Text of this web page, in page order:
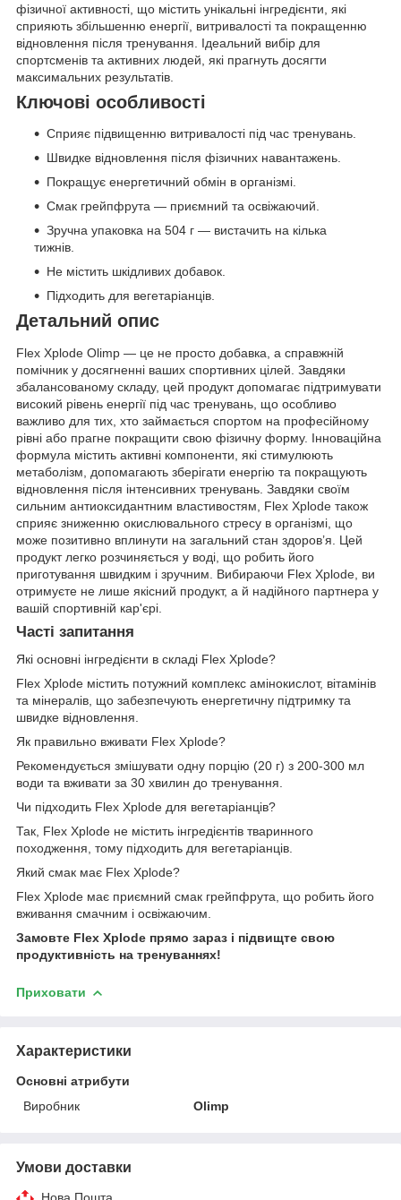
фізичної активності, що містить унікальні інгредієнти, які
сприяють збільшенню енергії, витривалості та покращенню
відновлення після тренування. Ідеальний вибір для
спортсменів та активних людей, які прагнуть досягти
максимальних результатів.
Ключові особливості
Сприяє підвищенню витривалості під час тренувань.
Швидке відновлення після фізичних навантажень.
Покращує енергетичний обмін в організмі.
Смак грейпфрута — приємний та освіжаючий.
Зручна упаковка на 504 г — вистачить на кілька
тижнів.
Не містить шкідливих добавок.
Підходить для вегетаріанців.
Детальний опис
Flex Xplode Olimp — це не просто добавка, а справжній
помічник у досягненні ваших спортивних цілей. Завдяки
збалансованому складу, цей продукт допомагає підтримувати
високий рівень енергії під час тренувань, що особливо
важливо для тих, хто займається спортом на професійному
рівні або прагне покращити свою фізичну форму. Інноваційна
формула містить активні компоненти, які стимулюють
метаболізм, допомагають зберігати енергію та покращують
відновлення після інтенсивних тренувань. Завдяки своїм
сильним антиоксидантним властивостям, Flex Xplode також
сприяє зниженню окислювального стресу в організмі, що
може позитивно вплинути на загальний стан здоров’я. Цей
продукт легко розчиняється у воді, що робить його
приготування швидким і зручним. Вибираючи Flex Xplode, ви
отримуєте не лише якісний продукт, а й надійного партнера у
вашій спортивній кар'єрі.
Часті запитання
Які основні інгредієнти в складі Flex Xplode?
Flex Xplode містить потужний комплекс амінокислот, вітамінів
та мінералів, що забезпечують енергетичну підтримку та
швидке відновлення.
Як правильно вживати Flex Xplode?
Рекомендується змішувати одну порцію (20 г) з 200-300 мл
води та вживати за 30 хвилин до тренування.
Чи підходить Flex Xplode для вегетаріанців?
Так, Flex Xplode не містить інгредієнтів тваринного
походження, тому підходить для вегетаріанців.
Який смак має Flex Xplode?
Flex Xplode має приємний смак грейпфрута, що робить його
вживання смачним і освіжаючим.
Замовте Flex Xplode прямо зараз і підвищте свою
продуктивність на тренуваннях!
Приховати
Характеристики
Основні атрибути
Виробник
Olimp
Умови доставки
Нова Пошта